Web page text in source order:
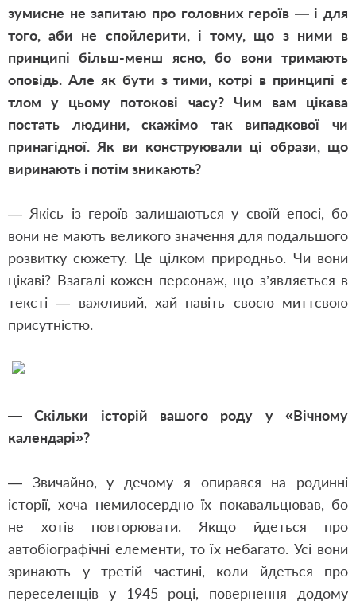
зумисне не запитаю про головних героїв — і для
того, аби не спойлерити, і тому, що з ними в
принципі більш-менш ясно, бо вони тримають
оповідь. Але як бути з тими, котрі в принципі є
тлом у цьому потокові часу? Чим вам цікава
постать людини, скажімо так випадкової чи
принагідної. Як ви конструювали ці образи, що
виринають і потім зникають?
— Якісь із героїв залишаються у своїй епосі, бо
вони не мають великого значення для подальшого
розвитку сюжету. Це цілком природньо. Чи вони
цікаві? Взагалі кожен персонаж, що з’являється в
тексті — важливий, хай навіть своєю миттєвою
присутністю.
— Скільки історій вашого роду у «Вічному
календарі»?
— Звичайно, у дечому я опирався на родинні
історії, хоча немилосердно їх покавальцював, бо
не хотів повторювати. Якщо йдеться про
автобіографічні елементи, то їх небагато. Усі вони
зринають у третій частині, коли йдеться про
переселенців у 1945 році, повернення додому